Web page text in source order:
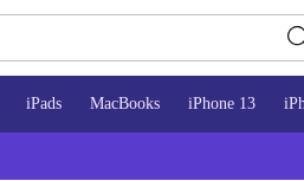
iPads MacBooks iPhone 13